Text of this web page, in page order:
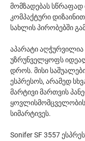
მომზადებას სწრაფად
კომპაქტური
სახლის პირობებში
აპარატი
უზრუნველყოფს
დროს. მისი
ესპრესოს, არამედ
მარტივი მართვის
სიმარტივეს.
Sonifer SF 3557